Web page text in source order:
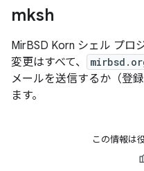
mksh
MirBSD Korn シェル プロ
変更はすべて、
メールを送信するか（登録
ます。
この情報は